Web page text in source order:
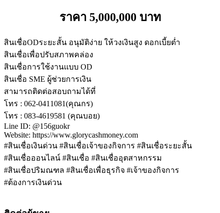
ราคา 5,000,000 บาท
สินเชื่อODระยะสั้น อนุมัติง่าย ให้วงเงินสูง ดอกเบี้ยต่ำ
สินเชื่อเพื่อปรับสภาพคล่อง
สินเชื่อการใช้งานแบบ OD
สินเชื่อ SME ผู้ช่วยการเงิน
สามารถติดต่อสอบถามได้ที่
โทร : 062-0411081(คุณกร)
โทร : 083-4619581 (คุณบอย)
Line ID: @156guokr
Website: https://www.glorycashmoney.com
#สินเชื่อเงินด่วน #สินเชื่อเจ้าของกิจการ #สินเชื่อระยะสั้น
#สินเชื่อออนไลน์ #สินเชื่อ #สินเชื่ออุตสาหกรรม
#สินเชื่อปริมณฑล #สินเชื่อเพื่อธุรกิจ #เจ้าของกิจการ
#ต้องการเงินด่วน